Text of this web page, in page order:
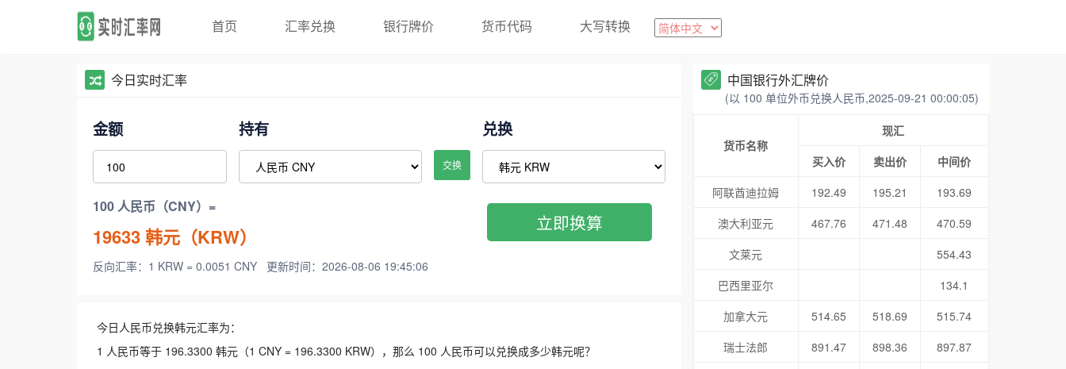
首页 汇率兑换 银行牌价 货币代码 大写转换
今日实时汇率
金额 持有
交换
兑换
100 人民币（CNY）=
19633韩元（KRW）
反向汇率：1 KRW = 0.0051 CNY 更新时间：2026-08-06 19:45:06
立即换算
今日人民币兑换韩元汇率为：
1 人民币等于 196.3300 韩元（1 CNY = 196.3300 KRW），那么 100 人民币可以兑换成多少韩元呢？
中国银行外汇牌价
(以 100 单位外币兑换人民币,2025-09-21 00:00:05)
货币名称
现汇
买入价
卖出价
中间价
阿联酋迪拉姆
192.49 195.21
193.69
澳大利亚元
467.76 471.48
470.59
文莱元
554.43
巴西里亚尔
134.1
加拿大元
514.65 518.69
515.74
瑞士法郎
891.47 898.36
897.87